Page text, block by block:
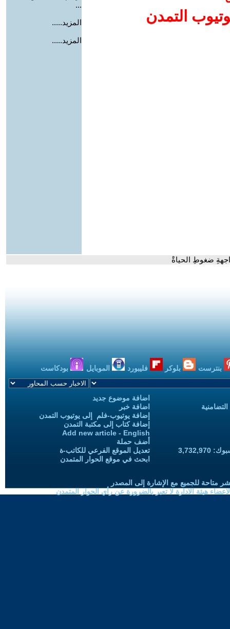
التمدن
...
المزيد.....
المزيد.....
ضغوطِ الحياةْ
بنترست بلوكر فليبورد الموبايل بودكاست
اضافة موضوع جديد
اضافة خبر
إضافة يوتيوب-فلم إلى يوتيوب التمدن
إضافة كتاب إلى مكتبة التمدن
Add new article - English
أضف حملة
تعديل الموقع الفرعي للكاتب-ة
ابحث في موقع الحوار المتمدن
متاحة للجميع مع الإشارة إلى المصدر
هيئة الادارة لا تعبر بالضرورة عن رأي الحوار المتمدن